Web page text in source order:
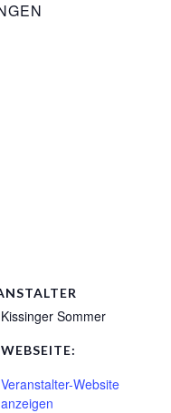
Kissinger Sommer
WEBSEITE:
Veranstalter-Website
anzeigen